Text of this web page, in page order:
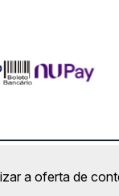
a oferta de